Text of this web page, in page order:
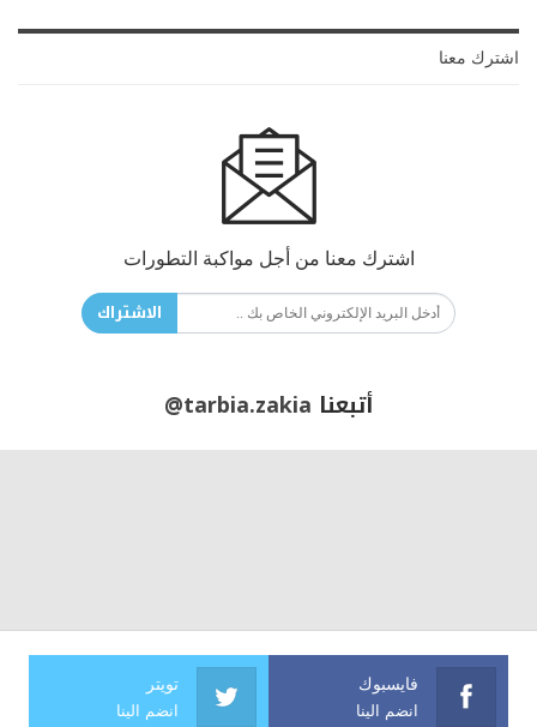
اشترك معنا
اشترك معنا من أجل مواكبة التطورات
الاشتراك
أتبعنا @tarbia.zakia
فايسبوك
انضم الينا
تويتر
انضم الينا